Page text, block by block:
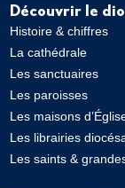
Découvrir le
Histoire & chiffres
La cathédrale
Les sanctuaires
Les paroisses
Les maisons
Les librairies
Les saints &